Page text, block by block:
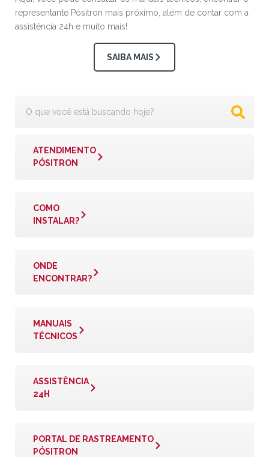
representante Pósitron mais próximo, além de contar com a
assistência 24h e muito mais!
SAIBA MAIS
ATENDIMENTO
PÓSITRON
COMO
INSTALAR?
ONDE
ENCONTRAR?
MANUAIS
TÉCNICOS
ASSISTÊNCIA
24H
PORTAL DE RASTREAMENTO
PÓSITRON